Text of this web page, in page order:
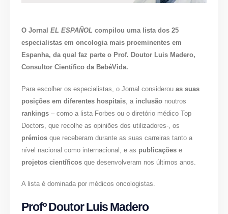
O JornalEL ESPAÑOL compilou uma lista dos 25
especialistas em oncologia mais proeminentes em
Espanha, da qual faz parte o Prof. Doutor Luis Madero,
Consultor Científico da BebéVida.
Para escolher os especialistas, o Jornal considerouas suas
posições em diferentes hospitais , a inclusão noutros
rankings – como a lista Forbes ou o diretório médico Top
Doctors, que recolhe as opiniões dos utilizadores-, os
prémios que receberam durante as suas carreiras tanto a
nível nacional como internacional, e as publicações e
projetos científicos que desenvolveram nos últimos anos.
A lista é dominada por médicos oncologistas.
Profº Doutor Luis Madero